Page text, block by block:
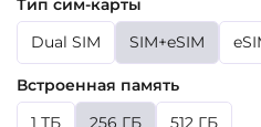
Тип сим-карты
Dual SIM
SIM+eSIM
Встроенная память
1 ТБ
256 ГБ 512 ГБ